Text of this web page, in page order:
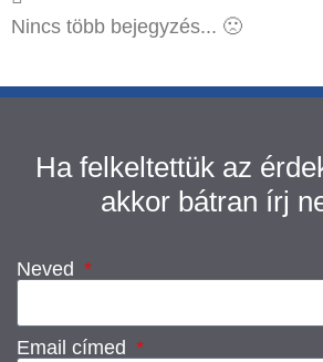
Nincs több bejegyzés... 🙁
Ha felkeltettük az
akkor bátran írj
Neved
Email címed